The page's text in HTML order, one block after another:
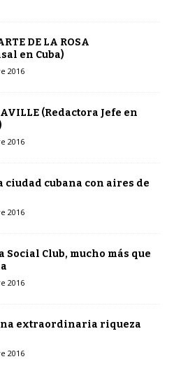
DE LA ROSA
en Cuba)
2016
(Redactora Jefe en
2016
ciudad cubana con aires de
2016
Social Club, mucho más que
2016
extraordinaria riqueza
2016